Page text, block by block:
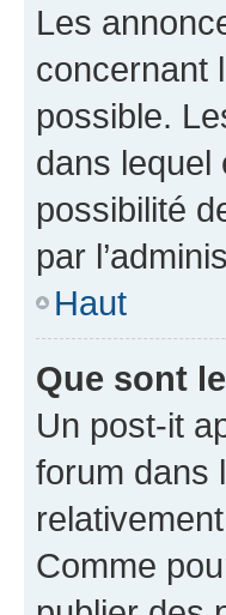
Les
concernant
possible.
dans lequel
possibilité
par
Haut
Que sont
Un post-it
forum dans
Comme